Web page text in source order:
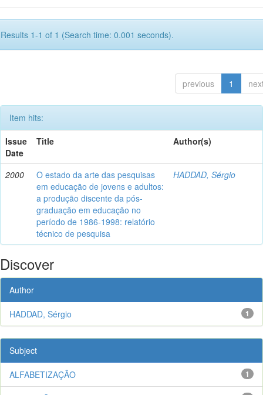
Results 1-1 of 1 (Search time: 0.001 seconds).
previous 1
Item hits:
Issue
Date
Title Author(s)
2000
O estado da arte das pesquisas
em educação de jovens e adultos:
a produção discente da pós-
graduação em educação no
período de 1986-1998: relatório
técnico de pesquisa
HADDAD, Sérgio
Discover
Author
1
HADDAD, Sérgio
Subject
1
ALFABETIZAÇÃO